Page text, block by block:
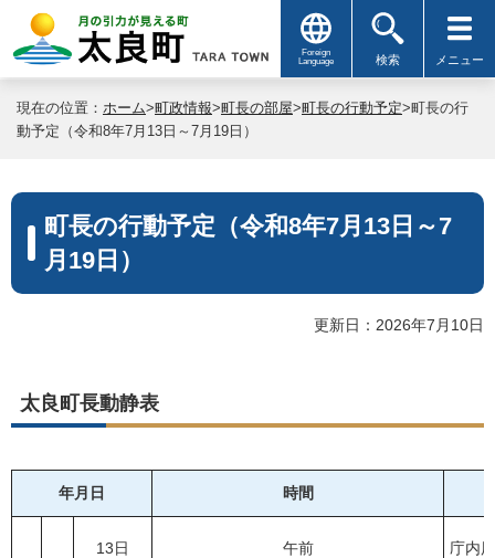
Foreign
Language
検索 メニュー
現在の位置： ホーム>町政情報>町長の部屋>町長の行動予定>町長の行
動予定（令和8年7月13日～7月19日）
町長の行動予定（令和8年7月13日～7
月19日）
更新日：2026年7月10日
太良町長動静表
年月日 時間
13日
午前
庁内